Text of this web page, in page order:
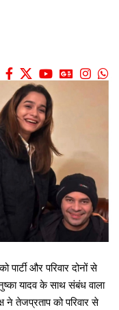
और परिवार दोनों से
यादव के साथ संबंध वाला
ने तेजप्रताप को परिवार से